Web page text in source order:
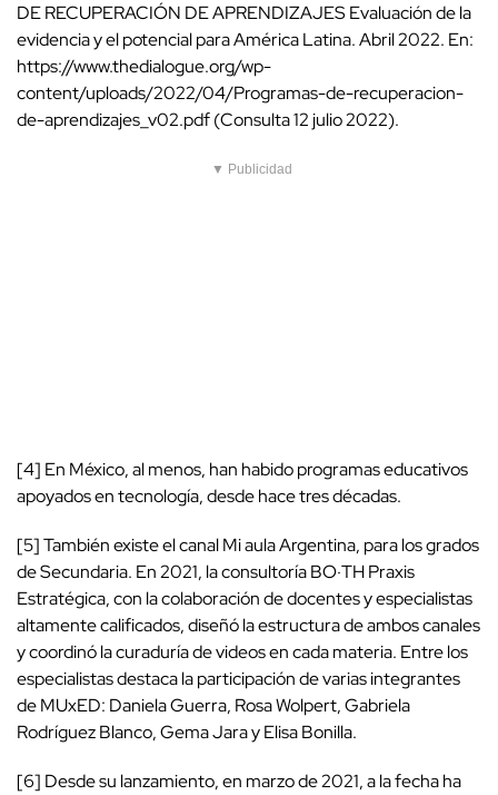
DE RECUPERACIÓN DE APRENDIZAJES Evaluación de la
evidencia y el potencial para América Latina. Abril 2022. En:
https://www.thedialogue.org/wp-
content/uploads/2022/04/Programas-de-recuperacion-
de-aprendizajes_v02.pdf (Consulta 12 julio 2022).
▼ Publicidad
[4] En México, al menos, han habido programas educativos
apoyados en tecnología, desde hace tres décadas.
[5] También existe el canal Mi aula Argentina, para los grados
de Secundaria. En 2021, la consultoría BO·TH Praxis
Estratégica, con la colaboración de docentes y especialistas
altamente calificados, diseñó la estructura de ambos canales
y coordinó la curaduría de videos en cada materia. Entre los
especialistas destaca la participación de varias integrantes
de MUxED: Daniela Guerra, Rosa Wolpert, Gabriela
Rodríguez Blanco, Gema Jara y Elisa Bonilla.
[6] Desde su lanzamiento, en marzo de 2021, a la fecha ha